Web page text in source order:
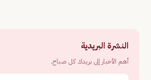
النشرة البريدية
أهم الأخبار إلى بريدك كل صباح.